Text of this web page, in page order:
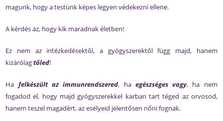
magunk, hogy a testünk képes legyen védekezni ellene.
A kérdés az, hogy kik maradnak életben!
Ez nem az intézkedésektől, a gyógyszerektől függ majd, hanem
kizárólagtőled!
Ha felkészült az immunrendszered, ha egészséges vagy, ha nem
fogadod el, hogy majd gyógyszerekkel karban tart téged az orvosod,
hanem teszel magadért, az esélyeid jelentősen nőni fognak.